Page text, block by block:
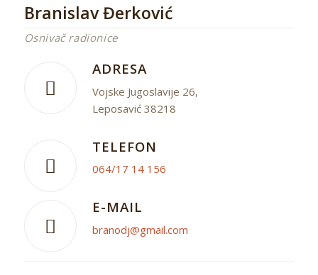
Branislav Đerković
Оsnivаč rаdiоnicе
ADRESA
Vojske Jugoslavije 26,
Leposavić 38218
TELEFON
064/17 14 156
E-MAIL
branodj@gmail.com